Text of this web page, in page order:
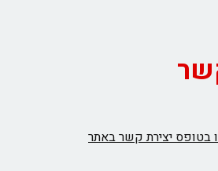
בטופס יצירת קשר באתר